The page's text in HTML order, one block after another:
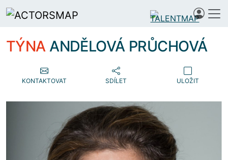
TÝNA ANDĚLOVÁ PRŮCHOVÁ
KONTAKTOVAT SDÍLET ULOŽIT